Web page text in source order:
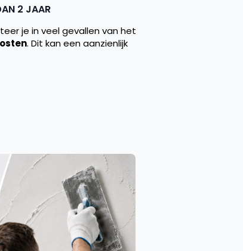
2 JAAR
je in veel gevallen van het
. Dit kan een aanzienlijk